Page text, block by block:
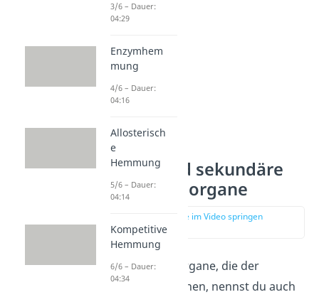
Primäre und sekundäre
Geschlechtsorgane
zur Stelle im Video springen
(03:35)
Alle Geschlechtsorgane, die der
Fortpflanzung dienen, nennst du auch
3/6 – Dauer:
04:29
Enzymhem
mung
4/6 – Dauer:
04:16
Allosterisch
e
Hemmung
5/6 – Dauer:
04:14
Kompetitive
Hemmung
6/6 – Dauer:
04:34